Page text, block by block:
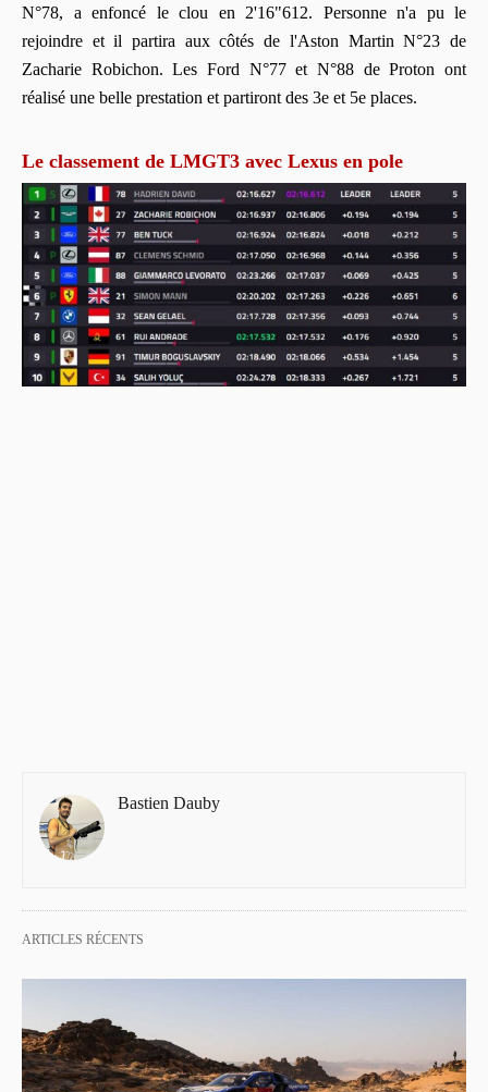
N°78, a enfoncé le clou en 2'16"612. Personne n'a pu le
rejoindre et il partira aux côtés de l'Aston Martin N°23 de
Zacharie Robichon. Les Ford N°77 et N°88 de Proton ont
réalisé une belle prestation et partiront des 3e et 5e places.
Le classement de LMGT3 avec Lexus en pole
Bastien Dauby
ARTICLES RÉCENTS